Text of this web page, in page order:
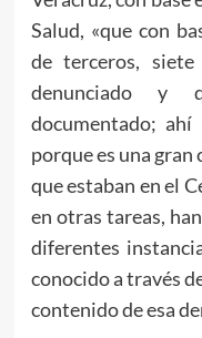
Salud, «que con
de terceros,
denunciado y
documentado;
porque es una
que estaban en el
en otras tareas,
diferentes
conocido a través
contenido de esa